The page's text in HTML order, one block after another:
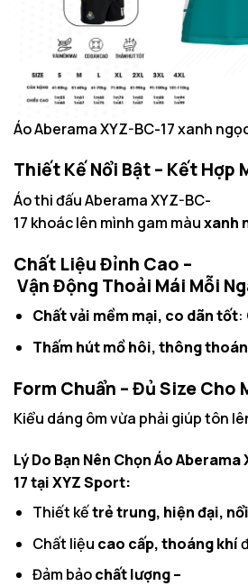
Áo Aberama XYZ-BC-17 xanh
Thiết Kế Nổi Bật – Kết Hợp
Áo thi đấu Aberama XYZ-BC-
17 khoác lên mình gam màuxanh
Chất Liệu Đỉnh Cao –
Vận Động Thoải Mái Mỗi
Chất vải mềm mại, co dãn tốt:
Thấm hút mồ hôi, thông
Form Chuẩn – Đủ Size Cho
Kiểu dáng ôm vừa phải giúp tôn
Lý Do Bạn Nên Chọn Áo Aberama
17 tại XYZ Sport:
Thiết kếtrẻ trung, hiện đại,
Chất liệu cao cấp, thoáng khí
Đảm bảochất lượng –